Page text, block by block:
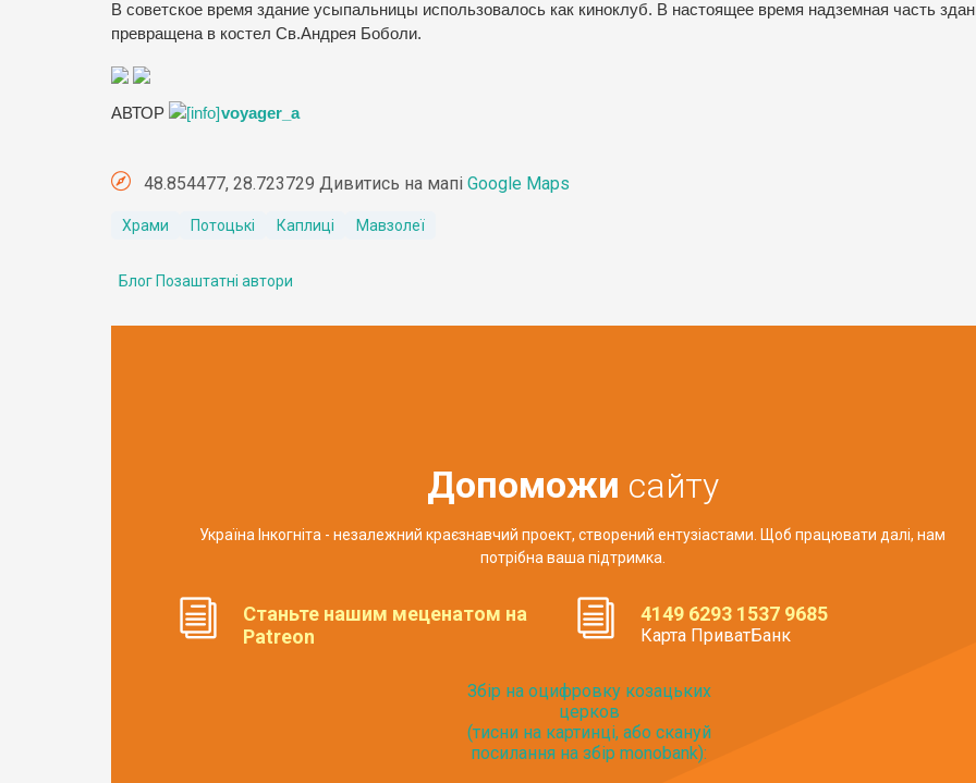
В советское время здание усыпальницы использовалось как киноклуб. В настоящее время надземная часть
превращена в костел Св.Андрея Боболи.
АВТОР voyager_a
48.854477, 28.723729 Дивитись на мапі Google Maps
Храми Потоцькі Каплиці Мавзолеї
Блог Позаштатні автори
Допоможи сайту
Україна Інкогніта - незалежний краєзнавчий проект, створений ентузіастами. Щоб працювати далі, нам
потрібна ваша підтримка.
Станьте нашим меценатом на
Patreon
4149 6293 1537 9685
Карта ПриватБанк
Збір на оцифровку козацьких
церков
(тисни на картинці, або скануй
посилання на збір monobank):